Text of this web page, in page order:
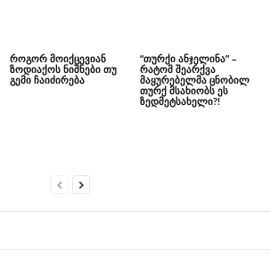
როგორ მოიქცევიან
ზოდიაქოს ნიშნები თუ
გემი ჩაიძირება
“თურქი ანჯელინა” –
რატომ შეარქვა
მაყურებელმა ცნობილ
თურქ მსახიობს ეს
ზედმეტსახელი?!